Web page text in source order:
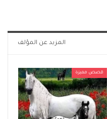
المزيد عن المؤلف
قصص مميزة